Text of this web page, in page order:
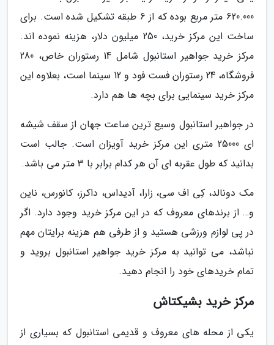
620.000 متر مربع بوده که از 6 طبقه تشکیل شده است. برای
ساخت این مرکز خرید، 250 میلیون دلار، هزینه نموده اند.
مرکز خرید جواهیر استانبول شامل 14 رستوران خاص، 280
فروشگاه، 24 رستوران فست فود و 12 سینما است، بعلاوه این
مرکز خرید سینمایی برای بچه ها هم دارد.
در جواهیر استانبول وسیع ترین ساعت جهان از سقف شیشه
ای 25000 متری این مرکز خرید آویزان است. جالب است
بدانید که طول عقربه ای آن هر کدام برابر با 3 متر می باشد.
مک دونالد، کِی اف سی، زارا، آدیداس، داکرز، کانورس، ناین
و… از برندهای معروف که در این مرکز خرید وجود دارد. اگر
در پی لوازم ورزشی هستید و از طرفی هم هزینه برایتان مهم
نباشد، می توانید به مرکز خرید جواهیر استانبول بروید و
تمام خریدهای خود را انجام دهید.
مرکز خرید بشیکتاش
یکی از محله های معروف و قدیمی استانبول که بسیاری از